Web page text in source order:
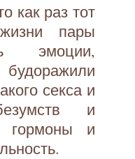
как раз тот
пары
эмоции,
секса и
и
гормоны и